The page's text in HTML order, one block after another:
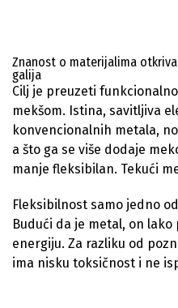
Znanost o materijalima
galija
Cilj je preuzeti
mekšom. Istina, savitljiva
konvencionalnih metala,
a što ga se više dodaje
manje fleksibilan. Tekući
Fleksibilnost samo jedno od
Budući da je metal, on
energiju. Za razliku od
ima nisku toksičnost i ne